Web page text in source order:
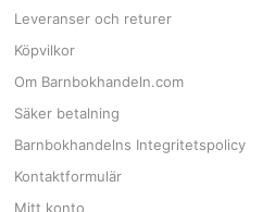
Leveranser och returer
Köpvilkor
Om Barnbokhandeln.com
Säker betalning
Barnbokhandelns Integritetspolicy
Kontaktformulär
Mitt konto